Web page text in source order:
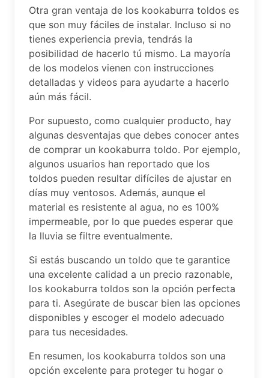
Otra gran ventaja de los kookaburra toldos es
que son muy fáciles de instalar. Incluso si no
tienes experiencia previa, tendrás la
posibilidad de hacerlo tú mismo. La mayoría
de los modelos vienen con instrucciones
detalladas y videos para ayudarte a hacerlo
aún más fácil.
Por supuesto, como cualquier producto, hay
algunas desventajas que debes conocer antes
de comprar un kookaburra toldo. Por ejemplo,
algunos usuarios han reportado que los
toldos pueden resultar difíciles de ajustar en
días muy ventosos. Además, aunque el
material es resistente al agua, no es 100%
impermeable, por lo que puedes esperar que
la lluvia se filtre eventualmente.
Si estás buscando un toldo que te garantice
una excelente calidad a un precio razonable,
los kookaburra toldos son la opción perfecta
para ti. Asegúrate de buscar bien las opciones
disponibles y escoger el modelo adecuado
para tus necesidades.
En resumen, los kookaburra toldos son una
opción excelente para proteger tu hogar o